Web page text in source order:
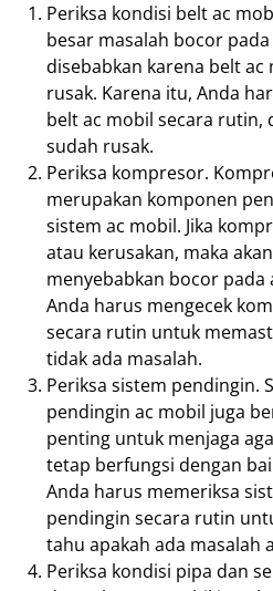
Periksa kondisi belt ac
besar masalah bocor
disebabkan karena belt ac
rusak. Karena itu, Anda
belt ac mobil secara rutin,
sudah rusak.
Periksa kompresor.
merupakan komponen
sistem ac mobil. Jika
atau kerusakan, maka akan
menyebabkan bocor pada
Anda harus mengecek
secara rutin untuk
tidak ada masalah.
Periksa sistem pendingin.
pendingin ac mobil juga
penting untuk menjaga
tetap berfungsi dengan
Anda harus memeriksa
pendingin secara rutin
tahu apakah ada masalah
Periksa kondisi pipa dan